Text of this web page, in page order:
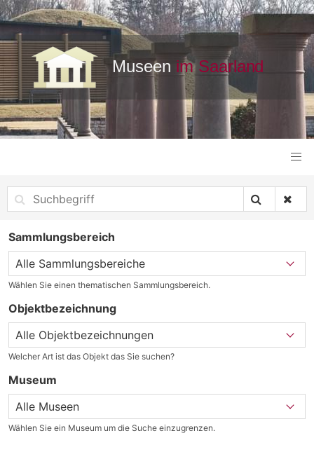
Sammlungsbereich
Wählen Sie einen thematischen Sammlungsbereich.
Objektbezeichnung
Welcher Art ist das Objekt das Sie suchen?
Museum
Wählen Sie ein Museum um die Suche einzugrenzen.